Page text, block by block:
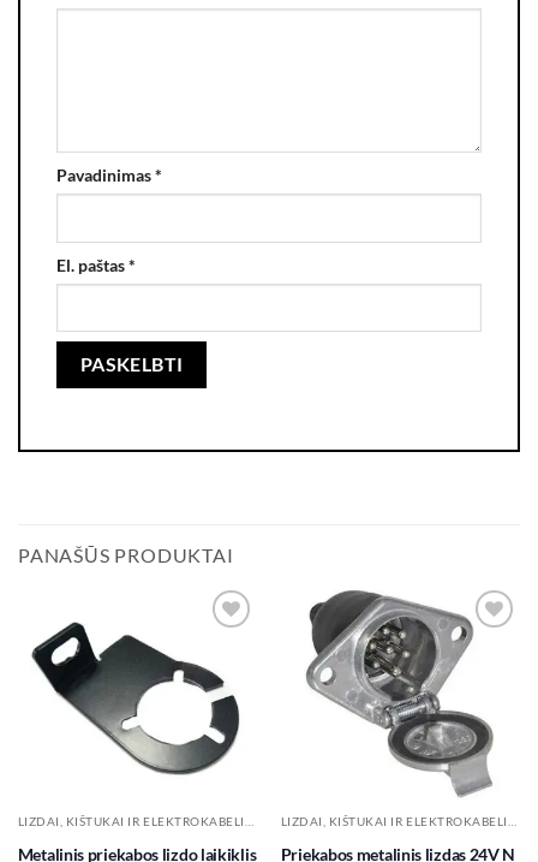
Pavadinimas*
El. paštas*
PANAŠŪS PRODUKTAI
wishlist
Metalinis priekabos lizdo laikiklis
Add to
wishlist
Priekabos metalinis lizdas 24V N